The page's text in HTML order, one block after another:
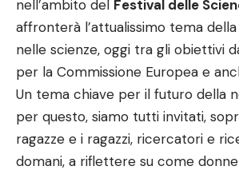
nell’ambito del Festival delle
affronterà l’attualissimo tema
nelle scienze, oggi tra gli obiettivi
per la Commissione Europea e
Un tema chiave per il futuro della
per questo, siamo tutti invitati,
ragazze e i ragazzi, ricercatori e
domani, a riflettere su come